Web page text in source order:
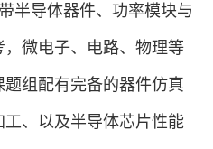
半导体器件、功率模块与
微电子、电路、物理等
组配有完备的器件仿真
、以及半导体芯片性能